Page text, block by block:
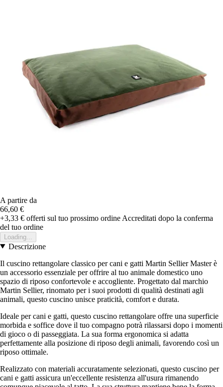
A partire da
66,60 €
+3,33 € offerti sul tuo prossimo ordine Accreditati dopo la conferma
del tuo ordine
Loading...
Descrizione
Il cuscino rettangolare classico per cani e gatti Martin Sellier Master è
un accessorio essenziale per offrire al tuo animale domestico uno
spazio di riposo confortevole e accogliente. Progettato dal marchio
Martin Sellier, rinomato per i suoi prodotti di qualità destinati agli
animali, questo cuscino unisce praticità, comfort e durata.
Ideale per cani e gatti, questo cuscino rettangolare offre una superficie
morbida e soffice dove il tuo compagno potrà rilassarsi dopo i momenti
di gioco o di passeggiata. La sua forma ergonomica si adatta
perfettamente alla posizione di riposo degli animali, favorendo così un
riposo ottimale.
Realizzato con materiali accuratamente selezionati, questo cuscino per
cani e gatti assicura un'eccellente resistenza all'usura rimanendo